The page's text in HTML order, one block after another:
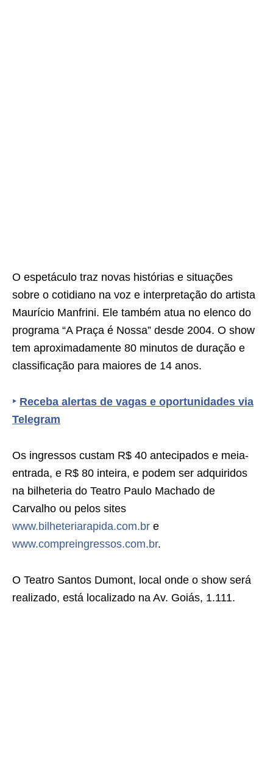
O espetáculo traz novas histórias e situações
sobre o cotidiano na voz e interpretação do artista
Maurício Manfrini. Ele também atua no elenco do
programa “A Praça é Nossa” desde 2004. O show
tem aproximadamente 80 minutos de duração e
classificação para maiores de 14 anos.
‣ Receba alertas de vagas e oportunidades via
Telegram
Os ingressos custam R$ 40 antecipados e meia-
entrada, e R$ 80 inteira, e podem ser adquiridos
na bilheteria do Teatro Paulo Machado de
Carvalho ou pelos sites
www.bilheteriarapida.com.br e
www.compreingressos.com.br.
O Teatro Santos Dumont, local onde o show será
realizado, está localizado na Av. Goiás, 1.111.